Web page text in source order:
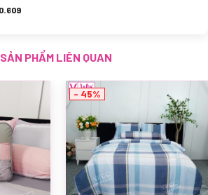
SẢN PHẨM LIÊN QUAN
- 45%